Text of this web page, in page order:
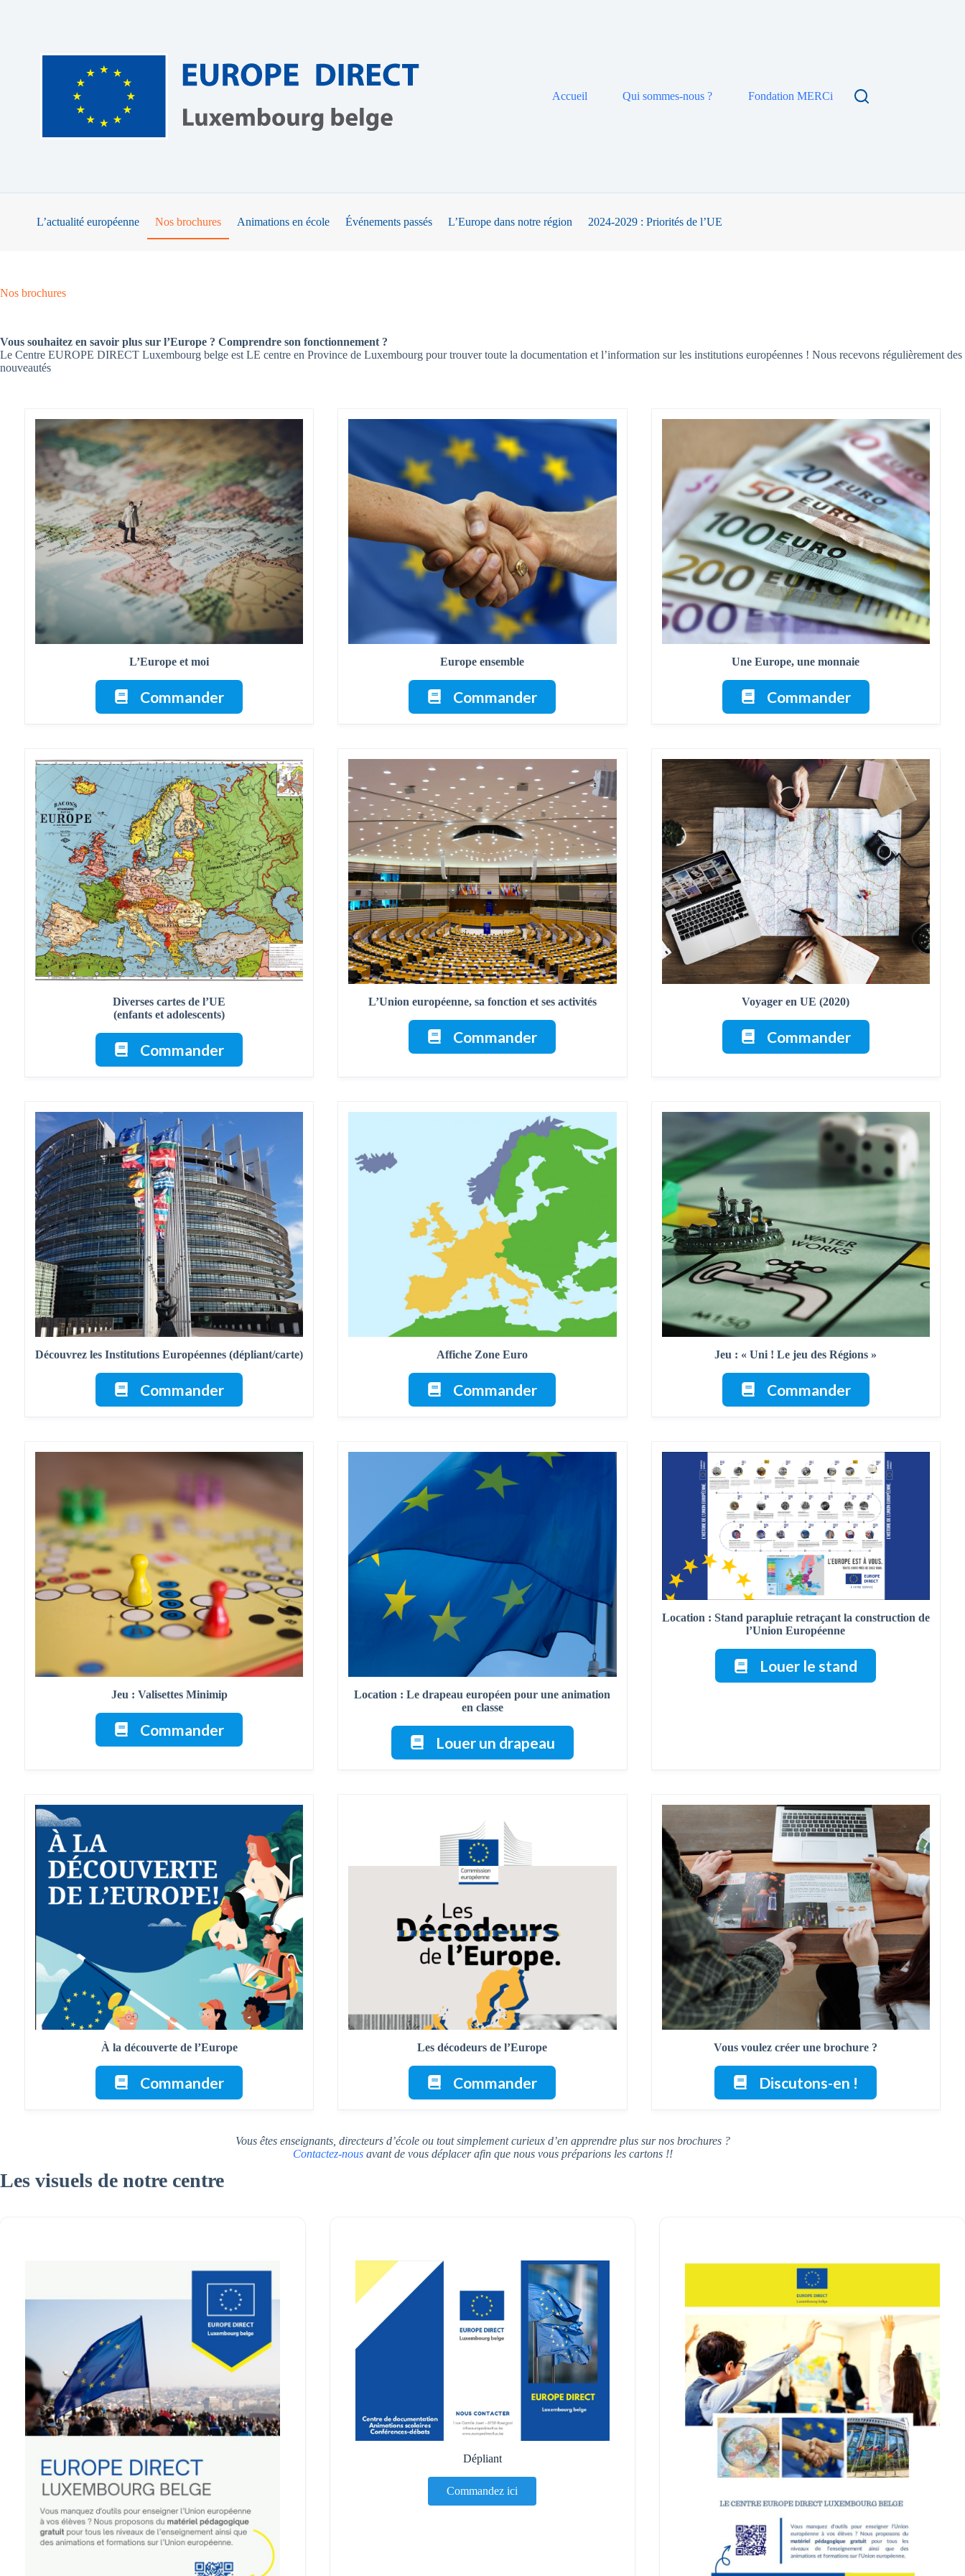
Accueil Qui sommes-nous ? Fondation MERCi
L’actualité européenne Nos brochures Animations en école Événements passés L’Europe dans notre région 2024-2029 : Priorités de l’UE
Nos brochures
Vous souhaitez en savoir plus sur l’Europe ? Comprendre son fonctionnement ?
Le Centre EUROPE DIRECT Luxembourg belge est LE centre en Province de Luxembourg pour trouver toute la documentation et l’information sur les institutions européennes ! Nous recevons régulièrement des
nouveautés
L’Europe et moi
Commander
Europe ensemble
Commander
Une Europe, une monnaie
Commander
Diverses cartes de l’UE
(enfants et adolescents)
Commander
L’Union européenne, sa fonction et ses activités
Commander
Voyager en UE (2020)
Commander
Découvrez les Institutions Européennes (dépliant/carte)
Commander
Affiche Zone Euro
Commander
Jeu : « Uni ! Le jeu des Régions »
Commander
Jeu : Valisettes Minimip
Commander
Location : Le drapeau européen pour une animation
en classe
Louer un drapeau
Location : Stand parapluie retraçant la construction de
l’Union Européenne
Louer le stand
À la découverte de l’Europe
Commander
Les décodeurs de l’Europe
Commander
Vous voulez créer une brochure ?
Discutons-en !
Vous êtes enseignants, directeurs d’école ou tout simplement curieux d’en apprendre plus sur nos brochures ?
Contactez-nousavant de vous déplacer afin que nous vous préparions les cartons !!
Les visuels de notre centre
Dépliant
Commandez ici